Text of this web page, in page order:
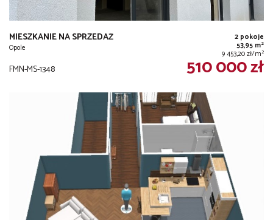
MIESZKANIE NA SPRZEDAŻ
Opole
2 pokoje
53,95 m2
9 453,20 zł/m2
FMN-MS-1348 510 000 zł